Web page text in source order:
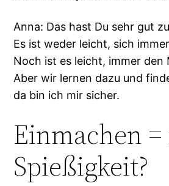
Anna: Das hast Du sehr gut
Es ist weder leicht, sich
Noch ist es leicht, immer den
Aber wir lernen dazu und
da bin ich mir sicher.
Einmachen
Spießigkeit?